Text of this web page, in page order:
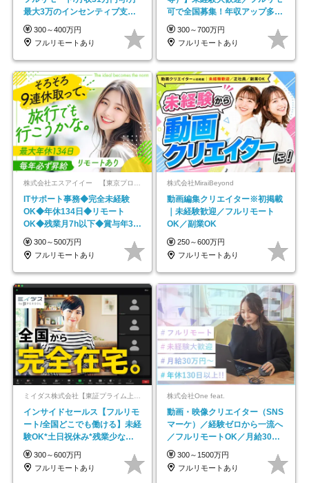
最大3万のインセンティブ支給/
平均年齢33歳
300～400万円
フルリモートあり
可で全国募集！年収アップ多数
★年休最大130日★
300～700万円
フルリモートあり
株式会社エスアイイー 【東京プロマーケット上場】
ITサポート事務◆完全未経験
OK◆年休134日◆リモート
OK◆残業月7h以下◆賞与年3回
◆5年目まで必ず昇給
300～500万円
フルリモートあり
株式会社MiraiBeyond
動画編集クリエイター※初掲載
｜未経験歓迎／フルリモート
OK／副業OK
250～600万円
フルリモートあり
インサイドセールス【フルリモ
ート/全国どこでも働ける】未経
験OK*土日祝休み*残業少なめ*
在宅勤務手当あり
300～600万円
フルリモートあり
株式会社One feat.
動画・映像クリエイター（SNS
マーケ）／経験ゼロから一流へ
／フルリモートOK／月給30万
円～／年休130日以上
300～1500万円
フルリモートあり